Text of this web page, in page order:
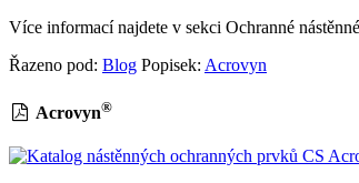
Více informací najdete v sekci Ochranné
Řazeno pod: Blog Popisek: Acrovyn
Acrovyn®